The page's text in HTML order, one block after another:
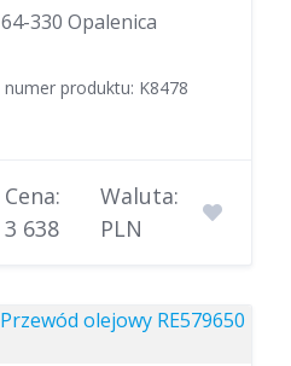
330 Opalenica
produktu: K8478
Cena:
3 638
Waluta:
PLN